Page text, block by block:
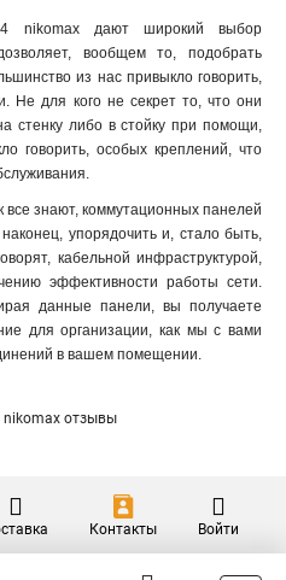
nikomax дают широкий выбор
вообщем то, подобрать
из нас привыкло говорить,
Не для кого не секрет то, что они
стенку либо в стойку при помощи,
говорить, особых креплений, что
все знают, коммутационных панелей
упорядочить и, стало быть,
кабельной инфраструктурой,
эффективности работы сети.
данные панели, вы получаете
для организации, как мы с вами
в вашем помещении.
nikomax отзывы
Контакты Войти